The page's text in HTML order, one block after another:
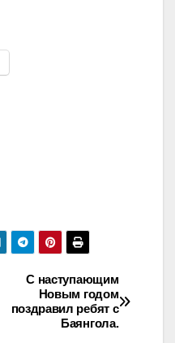
С наступающим
Новым годом
поздравил ребят с
Баянгола.